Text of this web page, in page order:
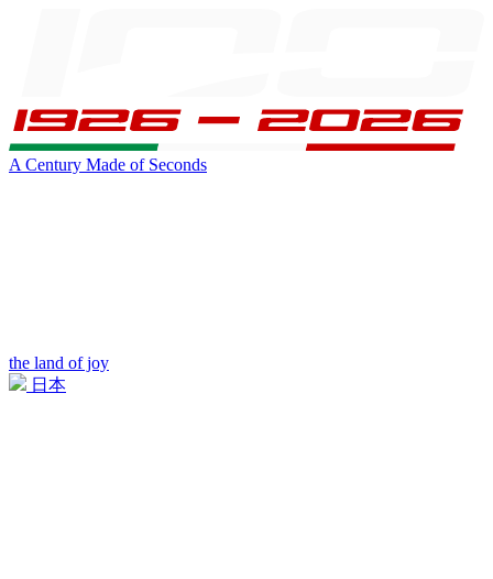
A Century Made of Seconds
the land of joy
日本